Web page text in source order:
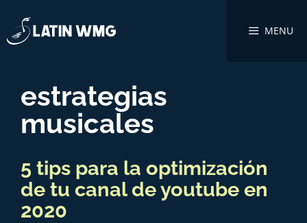
MENU
estrategias
musicales
5 tips para la optimización
de tu canal de youtube en
2020